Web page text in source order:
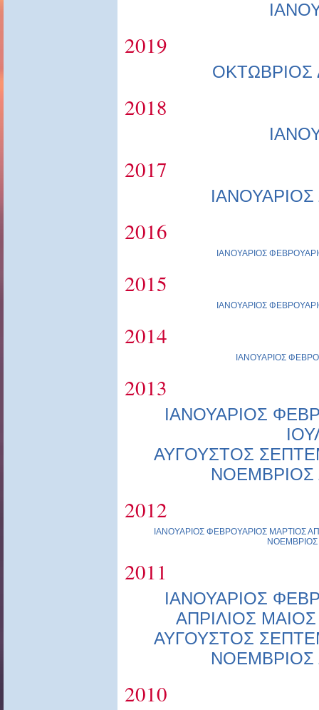
2019
ΟΚΤΩΒΡΙΟΣ
2018
2017
ΙΑΝΟΥΑΡΙΟΣ
2016
ΙΑΝΟΥΑΡΙΟΣ
2015
ΙΑΝΟΥΑΡΙΟΣ
2014
ΙΑΝΟΥΑΡΙΟΣ
2013
ΙΑΝΟΥΑΡΙΟΣ
ΑΥΓΟΥΣΤΟΣ
ΝΟΕΜΒΡΙΟΣ
2012
ΙΑΝΟΥΑΡΙΟΣ ΦΕΒΡΟΥΑΡΙΟΣ ΜΑΡΤΙΟΣ
ΝΟΕΜΒΡΙΟΣ
2011
ΙΑΝΟΥΑΡΙΟΣ
ΑΠΡΙΛΙΟΣ ΜΑΙΟΣ
ΑΥΓΟΥΣΤΟΣ
ΝΟΕΜΒΡΙΟΣ
2010